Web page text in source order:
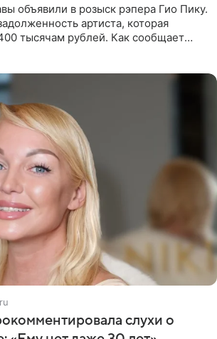
объявили в розыск рэпера Гио Пику.
артиста, которая
тысячам рублей. Как сообщает
слухи о